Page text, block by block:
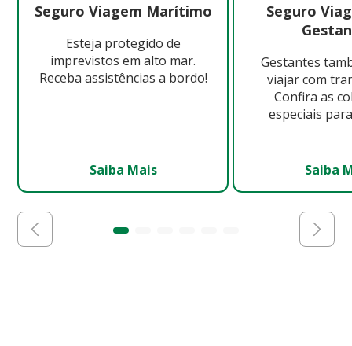
Seguro Viagem Marítimo
Esteja protegido de
imprevistos em alto mar.
Receba assistências a bordo!
Saiba Mais
Seguro
Gestantes
viajar com
Confira as
especiais
Saiba